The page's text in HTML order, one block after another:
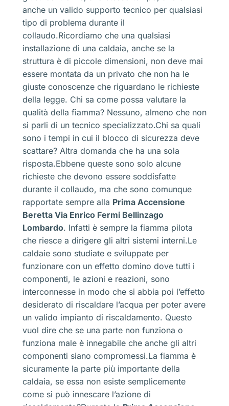
anche un valido supporto tecnico per qualsiasi
tipo di problema durante il
collaudo.Ricordiamo che una qualsiasi
installazione di una caldaia, anche se la
struttura è di piccole dimensioni, non deve mai
essere montata da un privato che non ha le
giuste conoscenze che riguardano le richieste
della legge. Chi sa come possa valutare la
qualità della fiamma? Nessuno, almeno che non
si parli di un tecnico specializzato.Chi sa quali
sono i tempi in cui il blocco di sicurezza deve
scattare? Altra domanda che ha una sola
risposta.Ebbene queste sono solo alcune
richieste che devono essere soddisfatte
durante il collaudo, ma che sono comunque
rapportate sempre alla Prima Accensione
Beretta Via Enrico Fermi Bellinzago
Lombardo. Infatti è sempre la fiamma pilota
che riesce a dirigere gli altri sistemi interni.Le
caldaie sono studiate e sviluppate per
funzionare con un effetto domino dove tutti i
componenti, le azioni e reazioni, sono
interconnesse in modo che si abbia poi l’effetto
desiderato di riscaldare l’acqua per poter avere
un valido impianto di riscaldamento. Questo
vuol dire che se una parte non funziona o
funziona male è innegabile che anche gli altri
componenti siano compromessi.La fiamma è
sicuramente la parte più importante della
caldaia, se essa non esiste semplicemente
come si può innescare l’azione di